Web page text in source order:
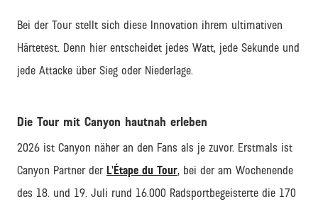
Bei der Tour stellt sich diese Innovation ihrem ultimativen
Härtetest. Denn hier entscheidet jedes Watt, jede Sekunde und
jede Attacke über Sieg oder Niederlage.
Die Tour mit Canyon hautnah erleben
2026 ist Canyon näher an den Fans als je zuvor. Erstmals ist
Canyon Partner der L'Étape du Tour, bei der am Wochenende
des 18. und 19. Juli rund 16.000 Radsportbegeisterte die 170